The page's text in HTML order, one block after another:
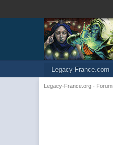
Legacy-France.com
Legacy-France.org - Forum